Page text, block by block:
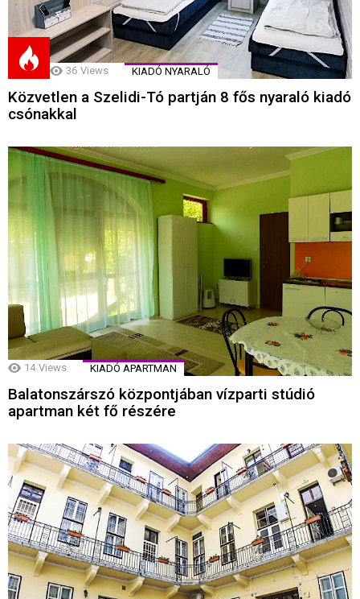
36 Views KIADÓ NYARALÓ
Közvetlen a Szelidi-Tó partján 8 fős nyaraló kiadó
csónakkal
14 Views KIADÓ APARTMAN
Balatonszárszó központjában vízparti stúdió
apartman két fő részére